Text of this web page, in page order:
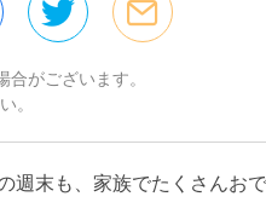
がございます。
。
週末も、家族でたくさんお